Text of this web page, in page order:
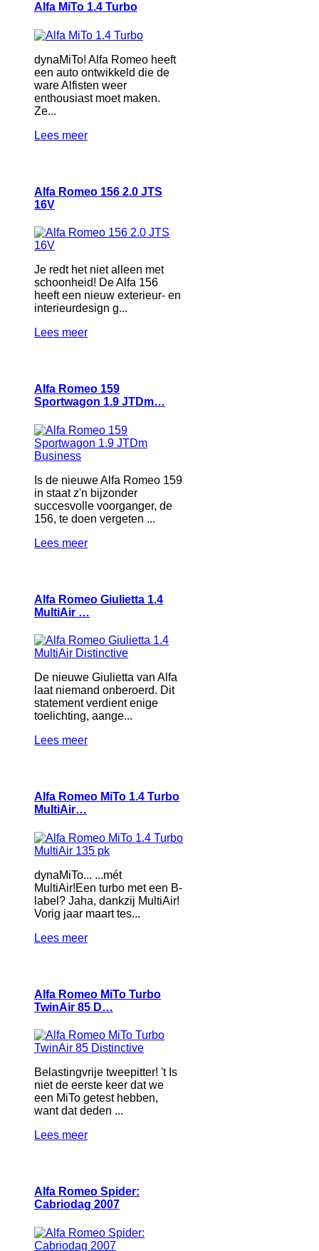
Alfa MiTo 1.4 Turbo
dynaMiTo! Alfa Romeo heeft
een auto ontwikkeld die de
ware Alfisten weer
enthousiast moet maken.
Ze...
Lees meer
Alfa Romeo 156 2.0 JTS
16V
Je redt het niet alleen met
schoonheid! De Alfa 156
heeft een nieuw exterieur- en
interieurdesign g...
Lees meer
Alfa Romeo 159
Sportwagon 1.9 JTDm…
Is de nieuwe Alfa Romeo 159
in staat z'n bijzonder
succesvolle voorganger, de
156, te doen vergeten ...
Lees meer
Alfa Romeo Giulietta 1.4
MultiAir …
De nieuwe Giulietta van Alfa
laat niemand onberoerd. Dit
statement verdient enige
toelichting, aange...
Lees meer
Alfa Romeo MiTo 1.4 Turbo
MultiAir…
dynaMiTo... ...mét
MultiAir!Een turbo met een B-
label? Jaha, dankzij MultiAir!
Vorig jaar maart tes...
Lees meer
Alfa Romeo MiTo Turbo
TwinAir 85 D…
Belastingvrije tweepitter! 't Is
niet de eerste keer dat we
een MiTo getest hebben,
want dat deden ...
Lees meer
Alfa Romeo Spider:
Cabriodag 2007